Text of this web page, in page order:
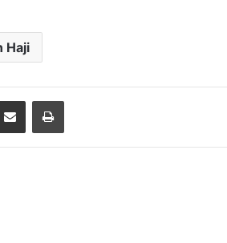
Haji
Share via Email Print